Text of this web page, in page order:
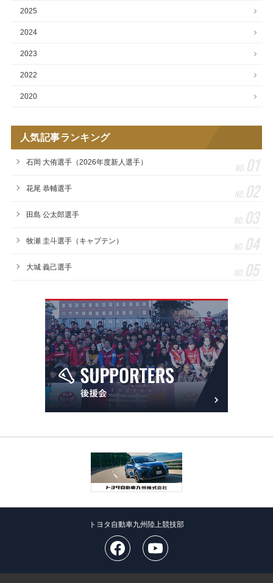
2025
2024
2023
2022
2020
人気記事ランキング
石岡 大侑選手（2026年度新人選手） No. 01
花尾 恭輔選手 No. 02
田島 公太郎選手 No. 03
牧瀬 圭斗選手（キャプテン） No. 04
大城 義己選手 No. 05
トヨタ自動車九州陸上競技部